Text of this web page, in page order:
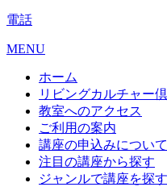
電話
MENU
ホーム
リビングカルチャー
教室へのアクセス
ご利用の案内
講座の申込みについて
注目の講座から探す
ジャンルで講座を探す